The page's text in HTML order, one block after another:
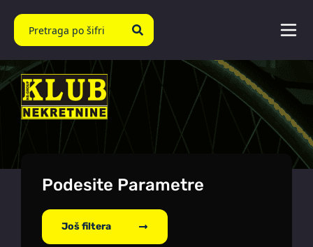
Podesite Parametre
Još filtera